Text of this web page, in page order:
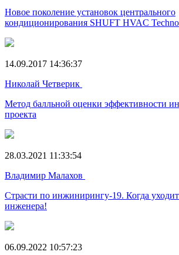
Новое поколение установок центрального
кондиционирования SHUFT HVAC
14.09.2017 14:36:37
Николай Четверик
Метод балльной оценки эффективности
проекта
28.03.2021 11:33:54
Владимир Малахов
Страсти по инжинирингу-19. Когда
инженера!
06.09.2022 10:57:23